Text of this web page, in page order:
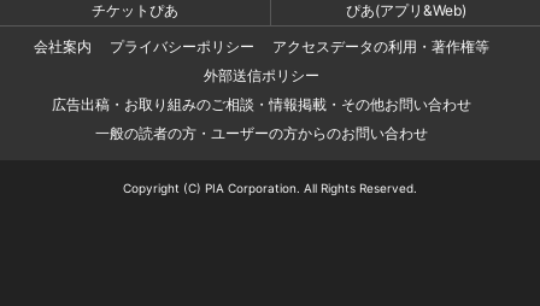
チケットぴあ
ぴあ(アプリ&Web)
会社案内
プライバシーポリシー
アクセスデータの利用・著作権等
外部送信ポリシー
広告出稿・お取り組みのご相談・情報掲載・その他お問い合わせ
一般の読者の方・ユーザーの方からのお問い合わせ
Copyright (C) PIA Corporation. All Rights Reserved.